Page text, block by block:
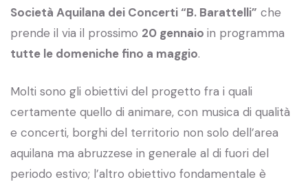
Società Aquilana dei Concerti “B. Barattelli” che
prende il via il prossimo 20 gennaio in programma
tutte le domeniche fino a maggio.
Molti sono gli obiettivi del progetto fra i quali
certamente quello di animare, con musica di qualità
e concerti, borghi del territorio non solo dell’area
aquilana ma abruzzese in generale al di fuori del
periodo estivo; l’altro obiettivo fondamentale è